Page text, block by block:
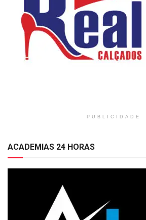
PUBLICIDADE
ACADEMIAS 24 HORAS